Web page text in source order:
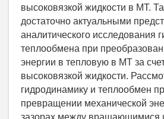
высоковязкой жидкости в МТ.
достаточно актуальными
аналитического исследования
теплообмена при
энергии в тепловую в МТ за
высоковязкой жидкости.
гидродинамику и теплообмен
превращении механической